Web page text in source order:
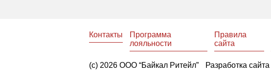
Контакты
Программа
лояльности
Правила
сайта
(с) 2026 ООО “Байкал Ритейл” Разработка сайта